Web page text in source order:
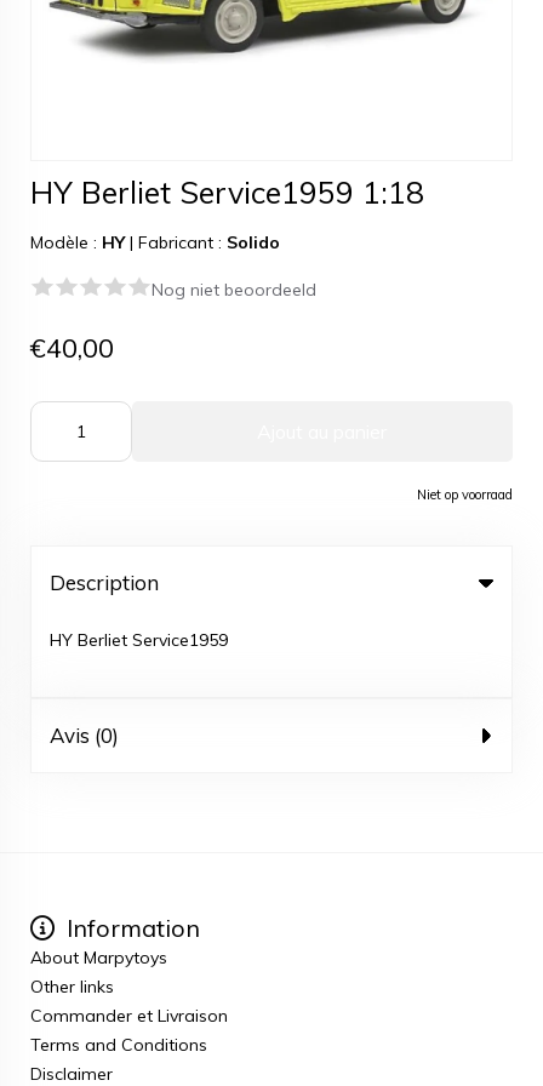
HY Berliet Service1959 1:18
Modèle : HY | Fabricant : Solido
Nog niet beoordeeld
€40,00
Niet op voorraad
Description
HY Berliet Service1959
Avis (0)
Information
About Marpytoys
Other links
Commander et Livraison
Terms and Conditions
Disclaimer